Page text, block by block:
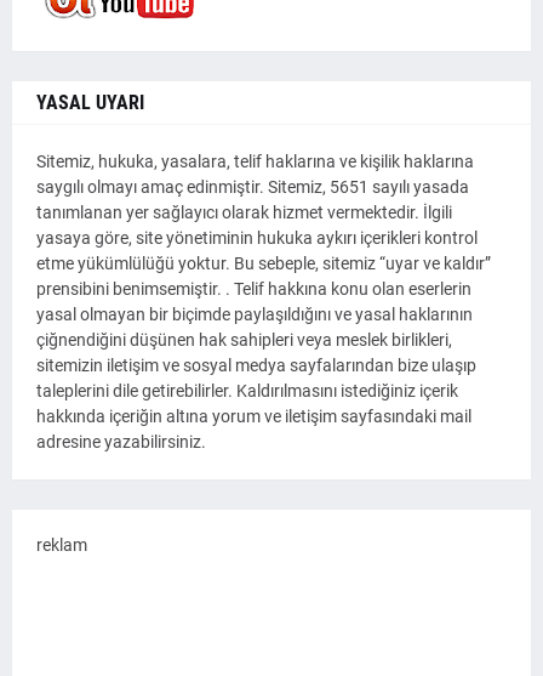
YASAL UYARI
Sitemiz, hukuka, yasalara, telif haklarına ve kişilik haklarına
saygılı olmayı amaç edinmiştir. Sitemiz, 5651 sayılı yasada
tanımlanan yer sağlayıcı olarak hizmet vermektedir. İlgili
yasaya göre, site yönetiminin hukuka aykırı içerikleri kontrol
etme yükümlülüğü yoktur. Bu sebeple, sitemiz “uyar ve kaldır”
prensibini benimsemiştir. . Telif hakkına konu olan eserlerin
yasal olmayan bir biçimde paylaşıldığını ve yasal haklarının
çiğnendiğini düşünen hak sahipleri veya meslek birlikleri,
sitemizin iletişim ve sosyal medya sayfalarından bize ulaşıp
taleplerini dile getirebilirler. Kaldırılmasını istediğiniz içerik
hakkında içeriğin altına yorum ve iletişim sayfasındaki mail
adresine yazabilirsiniz.
reklam